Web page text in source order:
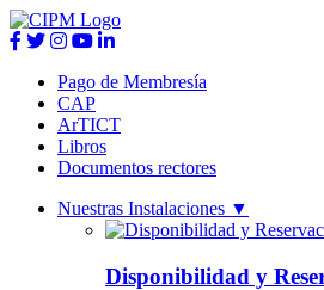
Pago de Membresía
CAP
ArTICT
Libros
Documentos rectores
Nuestras Instalaciones ▼
Disponibilidad y